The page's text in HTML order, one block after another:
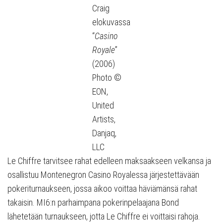
Craig
elokuvassa
“Casino
Royale”
(2006)
Photo ©
EON,
United
Artists,
Danjaq,
LLC
Le Chiffre tarvitsee rahat edelleen maksaakseen velkansa ja
osallistuu Montenegron Casino Royalessa järjestettävään
pokeriturnaukseen, jossa aikoo voittaa häviämänsä rahat
takaisin. MI6:n parhaimpana pokerinpelaajana Bond
lähetetään turnaukseen, jotta Le Chiffre ei voittaisi rahoja.